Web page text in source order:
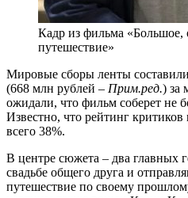
Кадр из фильма «Большое,
путешествие»
Мировые сборы ленты
(668 млн рублей – Прим.ред.) за
ожидали, что фильм соберет не
Известно, что рейтинг критиков
всего 38%.
В центре сюжета – два главных
свадьбе общего друга и
путешествие по своему